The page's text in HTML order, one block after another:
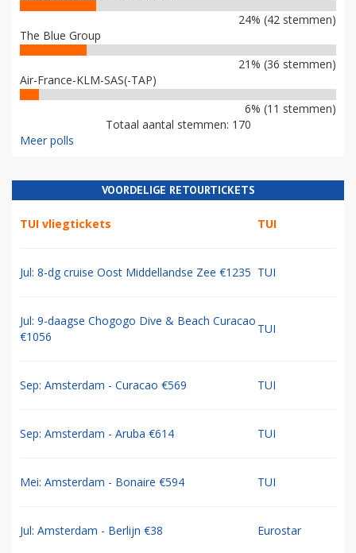
24% (42 stemmen)
The Blue Group
21% (36 stemmen)
Air-France-KLM-SAS(-TAP)
6% (11 stemmen)
Totaal aantal stemmen: 170
Meer polls
VOORDELIGE RETOURTICKETS
TUI vliegtickets TUI
Jul: 8-dg cruise Oost Middellandse Zee €1235 TUI
Jul: 9-daagse Chogogo Dive & Beach Curacao
€1056
TUI
Sep: Amsterdam - Curacao €569 TUI
Sep: Amsterdam - Aruba €614 TUI
Mei: Amsterdam - Bonaire €594 TUI
Jul: Amsterdam - Berlijn €38 Eurostar